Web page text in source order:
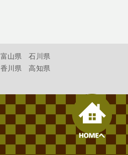
富山県
石川県
香川県
高知県